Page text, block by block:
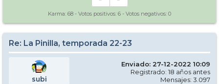
Karma: 68 - Votos positivos: 6 - Votos negativos: 0
Re: La Pinilla, temporada 22-23
subi
Enviado: 27-12-2022 10:09
Registrado: 18 años antes
Mensajes: 3.097